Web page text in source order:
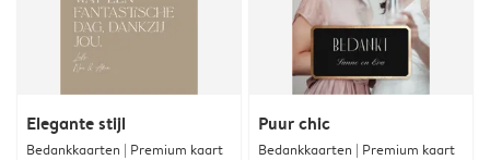
Elegante stijl
Bedankkaarten | Premium kaart
Puur chic
Bedankkaarten | Premium kaart